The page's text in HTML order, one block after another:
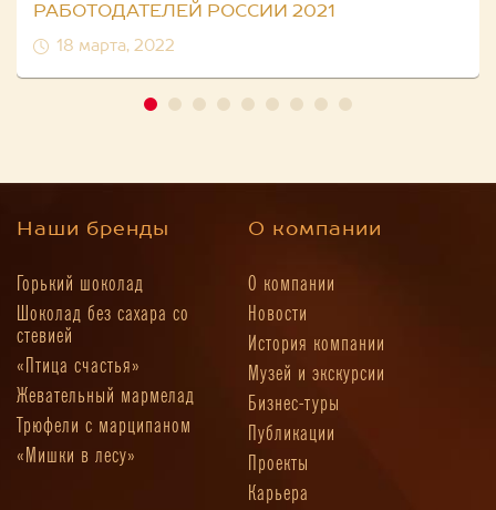
РАБОТОДАТЕЛЕЙ РОССИИ 2021
18 марта, 2022
Наши бренды
Горький шоколад
Шоколад без сахара со
стевией
«Птица счастья»
Жевательный мармелад
Трюфели с марципаном
«Мишки в лесу»
О компании
О компании
Новости
История компании
Музей и экскурсии
Бизнес-туры
Публикации
Проекты
Карьера